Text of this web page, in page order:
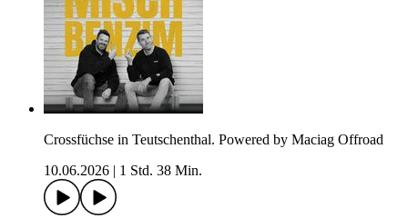
Crossfüchse in Teutschenthal. Powered by Maciag Offroad
10.06.2026
1 Std. 38 Min.